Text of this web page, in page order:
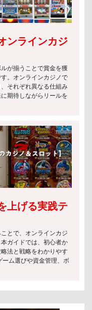
はなく「ルールを理解
ることが重要です。 ス
ラシックスロットは、最
ームです。主に3リール
す。 主な特徴は以下の
イ可能 フルーツやBAR
、リスクも低い スロッ
なスロットは長年にわ
す。 ビデオスロット ビ
ニメーションを活用し
ント性が非常に高く、
理のもとで提供される
す。 プログレッシブジ
ックポットスロットは、
プールを形成するタイ
リスクも高いのが特徴
ットが増加 複数のプレ
・高リターンのゲーム性
賞金型ゲームは特に厳
す。 日本のスロットマ
の観点から見ると、日本
スロットマシンは原則
は法律で禁止されてお
は厳格な基準と行政の
法律が密接に結びつい
す。 許可されたカジノ
ンラインカジ
が揃うことで賞金を獲
。オンラインカジノで
それぞれ異なる仕組み
期待しながらリールを
満足度の高いゲーム体
ットの種類について解
スロットは、伝統的な3
種類です。操作が分か
適です。レトロなデザ
軽に楽しめます。 ビデ
ラインカジノで最も人気
用し、美しいグラフィ
力です。ボーナス機能
なっています。 プログ
、ジャックポットがプ
ットの種類です。一度
性があり、多くのプレ
を狙いたい方におすす
ロットをプレイする際
上げる実践テ
とで、オンラインカジ
ガイドでは、初心者か
法と戦略をわかりやす
ーム選びや資金管理、ボ